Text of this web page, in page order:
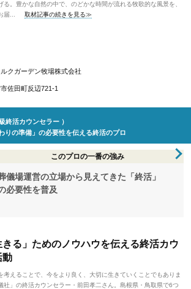
る。豊かな自然の中で、のどかな時間が流れる牧歌的な風景を、
届...
取材記事の続きを見る≫
クガーデン牧場株式会社
佐田町反辺721-1
終活カウンセラー ）
りの準備」の必要性を伝える終活のプロ
このプロの一番の強み
儀場運営の立場から見えてきた「終活」
必要性を普及
きる」ためのノウハウを伝える終活カウ
動
えることで、今をより良く、大切に生きていくことでもありま
社」の終活カウンセラー・前田孝二さん。島根県・鳥取県で6つ